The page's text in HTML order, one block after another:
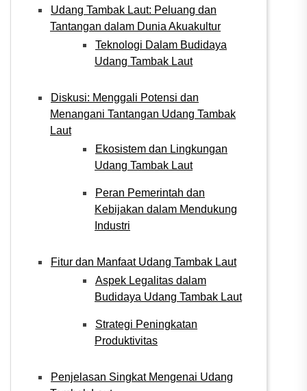
Udang Tambak Laut: Peluang dan
Tantangan dalam Dunia Akuakultur
Teknologi Dalam Budidaya
Udang Tambak Laut
Diskusi: Menggali Potensi dan
Menangani Tantangan Udang Tambak
Laut
Ekosistem dan Lingkungan
Udang Tambak Laut
Peran Pemerintah dan
Kebijakan dalam Mendukung
Industri
Fitur dan Manfaat Udang Tambak Laut
Aspek Legalitas dalam
Budidaya Udang Tambak Laut
Strategi Peningkatan
Produktivitas
Penjelasan Singkat Mengenai Udang